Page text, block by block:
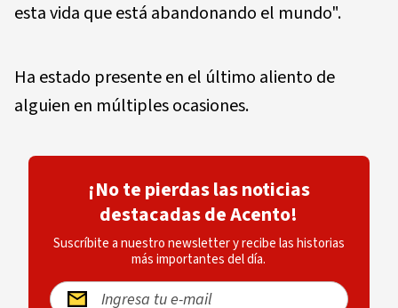
esta vida que está abandonando el mundo".
Ha estado presente en el último aliento de
alguien en múltiples ocasiones.
¡No te pierdas las noticias
destacadas de Acento!
Suscríbite a nuestro newsletter y recibe las historias
más importantes del día.